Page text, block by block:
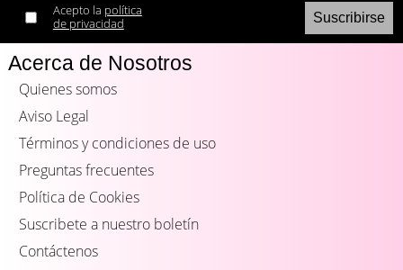
Acepto la política
de privacidad
Acerca de Nosotros
Quienes somos
Aviso Legal
Términos y condiciones de uso
Preguntas frecuentes
Política de Cookies
Suscribete a nuestro boletín
Contáctenos